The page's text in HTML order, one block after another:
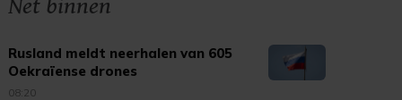
Net binnen
Rusland meldt neerhalen van 605
Oekraïense drones
08:20